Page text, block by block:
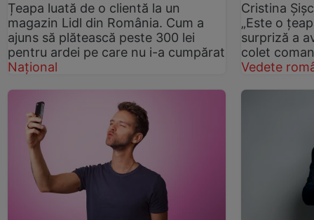
Țeapa luată de o clientă la un
magazin Lidl din România. Cum a
ajuns să plătească peste 300 lei
pentru ardei pe care nu i-a cumpărat
Național
Cristina
„Este o
surpriză a
colet
Vedete